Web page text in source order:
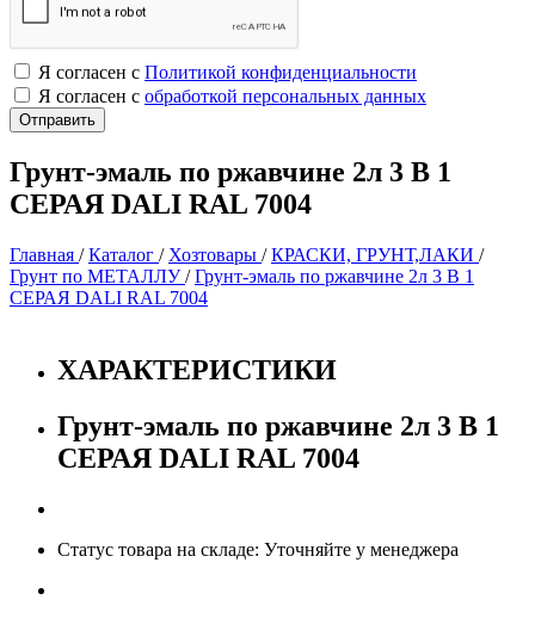
Я согласен с Политикой конфиденциальности
Я согласен с обработкой персональных данных
Грунт-эмаль по ржавчине 2л 3 В 1
СЕРАЯ DALI RAL 7004
Главная /Каталог / Хозтовары /КРАСКИ, ГРУНТ,ЛАКИ /
Грунт по МЕТАЛЛУ/Грунт-эмаль по ржавчине 2л 3 В 1
СЕРАЯ DALI RAL 7004
ХАРАКТЕРИСТИКИ
Грунт-эмаль по ржавчине 2л 3 В 1
СЕРАЯ DALI RAL 7004
Статус товара на складе: Уточняйте у менеджера